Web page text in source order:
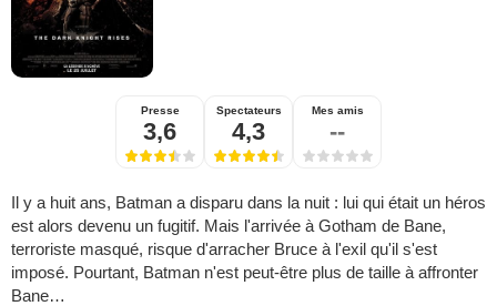
Presse
3,6
Spectateurs
4,3
Mes amis
--
Il y a huit ans, Batman a disparu dans la nuit : lui qui était un héros
est alors devenu un fugitif. Mais l'arrivée à Gotham de Bane,
terroriste masqué, risque d'arracher Bruce à l'exil qu'il s'est
imposé. Pourtant, Batman n'est peut-être plus de taille à affronter
Bane…